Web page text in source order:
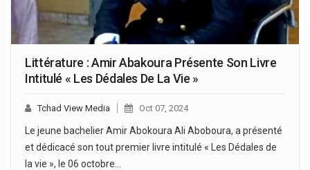
Littérature : Amir Abakoura Présente Son Livre
Intitulé « Les Dédales De La Vie »
Tchad View Media Oct 07, 2024
Le jeune bachelier Amir Abokoura Ali Aboboura, a présenté
et dédicacé son tout premier livre intitulé « Les Dédales de
la vie », le 06 octobre…